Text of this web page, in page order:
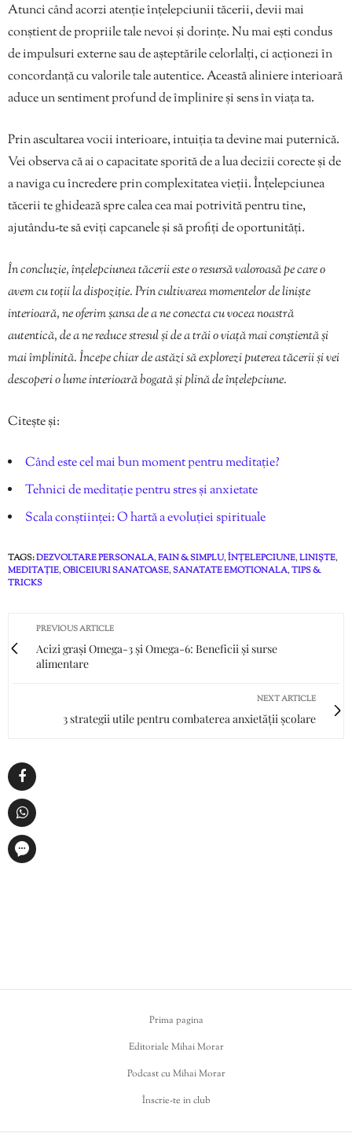
Atunci când acorzi atenție înțelepciunii tăcerii, devii mai
conștient de propriile tale nevoi și dorințe. Nu mai ești condus
de impulsuri externe sau de așteptările celorlalți, ci acționezi în
concordanță cu valorile tale autentice. Această aliniere interioară
aduce un sentiment profund de împlinire și sens în viața ta.
Prin ascultarea vocii interioare, intuiția ta devine mai puternică.
Vei observa că ai o capacitate sporită de a lua decizii corecte și de
a naviga cu încredere prin complexitatea vieții. Înțelepciunea
tăcerii te ghidează spre calea cea mai potrivită pentru tine,
ajutându-te să eviți capcanele și să profiți de oportunități.
În concluzie, înțelepciunea tăcerii este o resursă valoroasă pe care o
avem cu toții la dispoziție. Prin cultivarea momentelor de liniște
interioară, ne oferim șansa de a ne conecta cu vocea noastră
autentică, de a ne reduce stresul și de a trăi o viață mai conștientă și
mai împlinită. Începe chiar de astăzi să explorezi puterea tăcerii și vei
descoperi o lume interioară bogată și plină de înțelepciune.
Citește și:
Când este cel mai bun moment pentru meditație?
Tehnici de meditație pentru stres și anxietate
Scala conștiinței: O hartă a evoluției spirituale
TAGS:DEZVOLTARE PERSONALA,FAIN & SIMPLU,ÎNȚELEPCIUNE,LINIȘTE,
MEDITAȚIE,OBICEIURI SANATOASE,SANATATE EMOTIONALA,TIPS &
TRICKS
PREVIOUS ARTICLE
Acizi grași Omega-3 și Omega-6: Beneficii și surse
alimentare
NEXT ARTICLE
3 strategii utile pentru combaterea anxietății școlare
Prima pagina
Editoriale Mihai Morar
Podcast cu Mihai Morar
Înscrie-te in club